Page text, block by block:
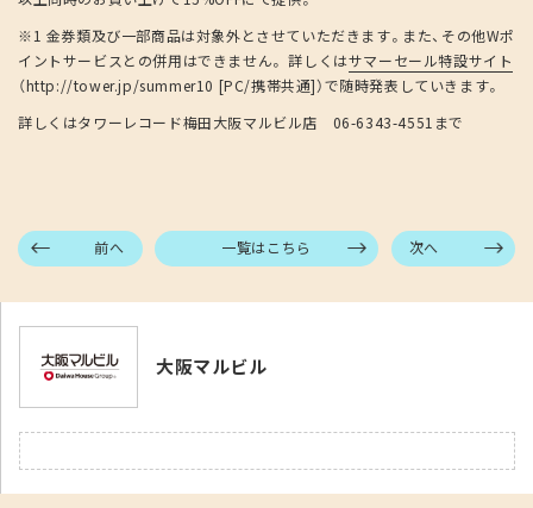
※1 金券類及び一部商品は対象外とさせていただきます。また、その他Wポ
イントサービスとの併用はできません。 詳しくはサマーセール特設サイト
（http://tower.jp/summer10 [PC/携帯共通]）で随時発表していきます。
詳しくはタワーレコード梅田大阪マルビル店 06-6343-4551まで
前へ 一覧はこちら 次へ
大阪マルビル